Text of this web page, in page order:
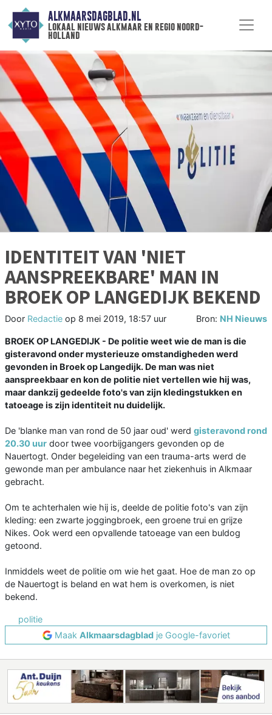
ALKMAARSDAGBLAD.NL
lokaal nieuws alkmaar en regio noord-
holland
IDENTITEIT VAN 'NIET
AANSPREEKBARE' MAN IN
BROEK OP LANGEDIJK BEKEND
Door Redactie op 8 mei 2019, 18:57 uur Bron: NH Nieuws
BROEK OP LANGEDIJK - De politie weet wie de man is die
gisteravond onder mysterieuze omstandigheden werd
gevonden in Broek op Langedijk. De man was niet
aanspreekbaar en kon de politie niet vertellen wie hij was,
maar dankzij gedeelde foto's van zijn kledingstukken en
tatoeage is zijn identiteit nu duidelijk.
De 'blanke man van rond de 50 jaar oud' werd gisteravond rond
20.30 uur door twee voorbijgangers gevonden op de
Nauertogt. Onder begeleiding van een trauma-arts werd de
gewonde man per ambulance naar het ziekenhuis in Alkmaar
gebracht.
Om te achterhalen wie hij is, deelde de politie foto's van zijn
kleding: een zwarte joggingbroek, een groene trui en grijze
Nikes. Ook werd een opvallende tatoeage van een buldog
getoond.
Inmiddels weet de politie om wie het gaat. Hoe de man zo op
de Nauertogt is beland en wat hem is overkomen, is niet
bekend.
politie
Maak Alkmaarsdagbladje Google-favoriet